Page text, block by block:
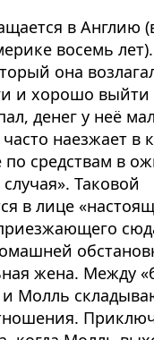
в Англию
восемь лет).
она
и хорошо
денег у неё
наезжает в
по средствам в
Таковой
в лице
жена. Между
Молль